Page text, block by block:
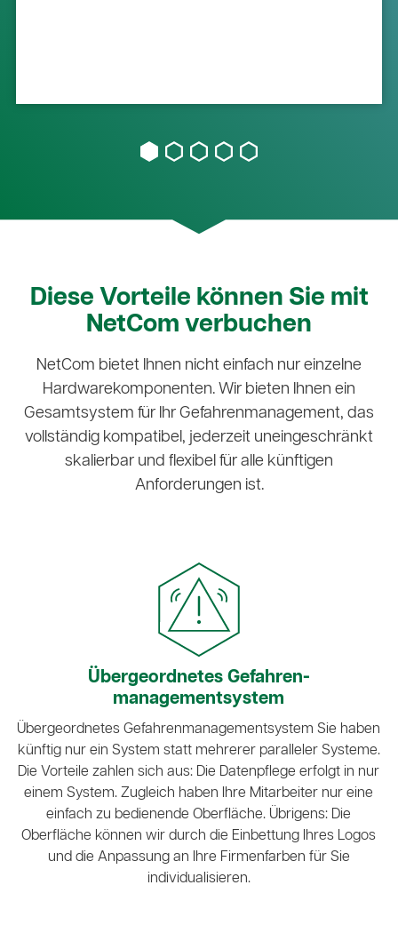
Diese Vorteile können Sie mit
NetCom verbuchen
NetCom bietet Ihnen nicht einfach nur einzelne
Hardwarekomponenten. Wir bieten Ihnen ein
Gesamtsystem für Ihr Gefahrenmanagement, das
vollständig kompatibel, jederzeit uneingeschränkt
skalierbar und flexibel für alle künftigen
Anforderungen ist.
Übergeordnetes Gefahren­
managementsystem
Übergeordnetes Gefahrenmanagementsystem Sie haben
künftig nur ein System statt mehrerer paralleler Systeme.
Die Vorteile zahlen sich aus: Die Datenpflege erfolgt in nur
einem System. Zugleich haben Ihre Mitarbeiter nur eine
einfach zu bedienende Oberfläche. Übrigens: Die
Oberfläche können wir durch die Einbettung Ihres Logos
und die Anpassung an Ihre Firmenfarben für Sie
individualisieren.